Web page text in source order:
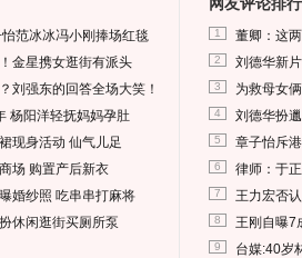
怡范冰冰冯小刚捧场红毯
金星携女逛街有派头
刘强东的回答全场大笑！
杨阳洋轻抚妈妈孕肚
现身活动 仙气儿足
场 购置产后新衣
婚纱照 吃串串打麻将
休闲逛街买厕所泵
1 董卿：这
2 刘德华新
3 为救母女
4 刘德华扮
5 章子怡斥
6 律师：于
7 王力宏否
8 王刚自曝7
9 台媒:40岁